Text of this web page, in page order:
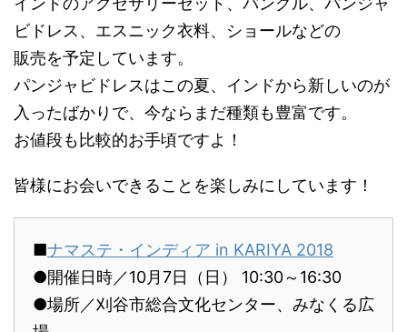
ビドレス、エスニック衣料、ショールなどの
販売を予定しています。
パンジャビドレスはこの夏、インドから新しいのが
入ったばかりで、今ならまだ種類も豊富です。
お値段も比較的お手頃ですよ！
皆様にお会いできることを楽しみにしています！
■ナマステ・インディア in KARIYA 2018
●開催日時／10月7日（日） 10:30～16:30
●場所／刈谷市総合文化センター、みなくる広